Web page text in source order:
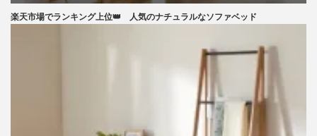
楽天市場でランキング上位👑 人気のナチュラルなソファベッド